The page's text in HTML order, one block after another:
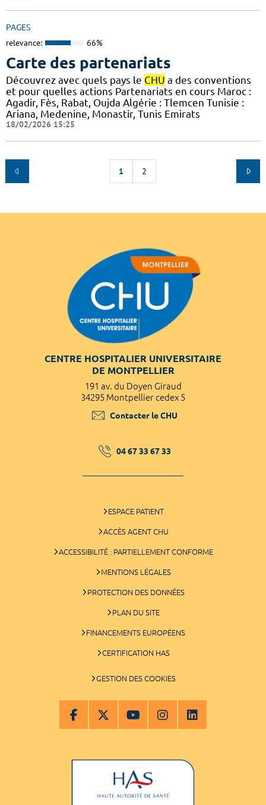
PAGES
relevance: 66%
Carte des partenariats
Découvrez avec quels pays le CHU a des conventions
et pour quelles actions Partenariats en cours Maroc :
Agadir, Fès, Rabat, Oujda Algérie : Tlemcen Tunisie :
Ariana, Medenine, Monastir, Tunis Emirats
18/02/2026 15:25
1 2
CENTRE HOSPITALIER UNIVERSITAIRE
DE MONTPELLIER
191 av. du Doyen Giraud
34295 Montpellier cedex 5
Contacter le CHU
04 67 33 67 33
ESPACE PATIENT
ACCÈS AGENT CHU
ACCESSIBILITÉ : PARTIELLEMENT CONFORME
MENTIONS LÉGALES
PROTECTION DES DONNÉES
PLAN DU SITE
FINANCEMENTS EUROPÉENS
CERTIFICATION HAS
GESTION DES COOKIES